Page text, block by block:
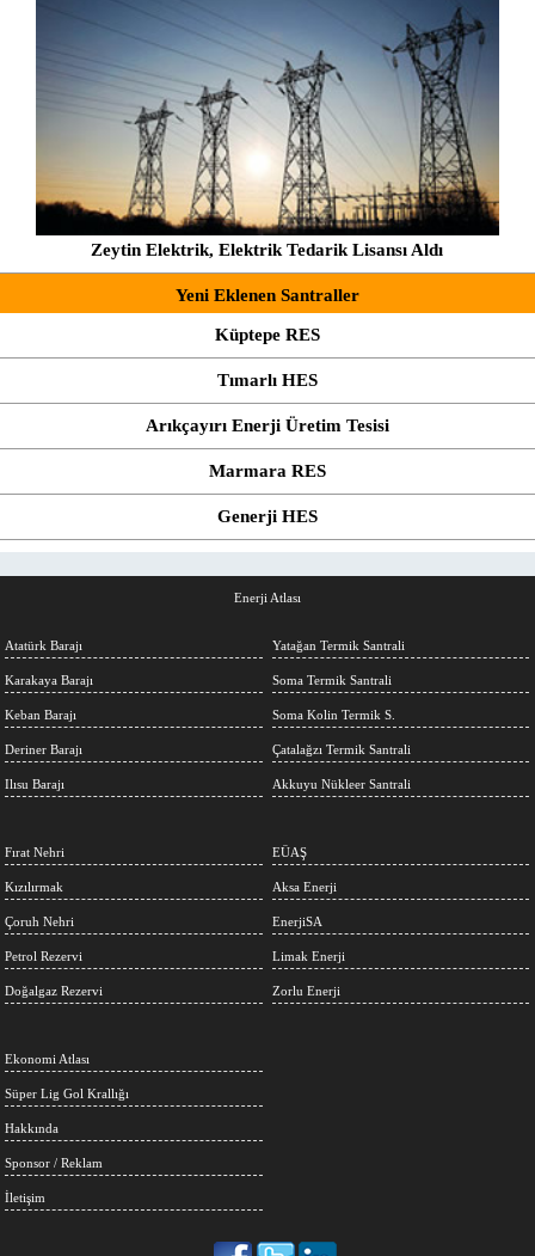
Zeytin Elektrik, Elektrik Tedarik Lisansı Aldı
Yeni Eklenen Santraller
Küptepe RES
Tımarlı HES
Arıkçayırı Enerji Üretim Tesisi
Marmara RES
Generji HES
Enerji Atlası
Atatürk Barajı
Karakaya Barajı
Keban Barajı
Deriner Barajı
Ilısu Barajı
Yatağan Termik Santrali
Soma Termik Santrali
Soma Kolin Termik S.
Çatalağzı Termik Santrali
Akkuyu Nükleer Santrali
Fırat Nehri
Kızılırmak
Çoruh Nehri
Petrol Rezervi
Doğalgaz Rezervi
EÜAŞ
Aksa Enerji
EnerjiSA
Limak Enerji
Zorlu Enerji
Ekonomi Atlası
Süper Lig Gol Krallığı
Hakkında
Sponsor / Reklam
İletişim